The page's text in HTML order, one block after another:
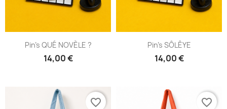
Pin's QUÉ NOVÈLE ?
14,00 €
Pin's SÔLÊYE
14,00 €
favorite_border favorite_border